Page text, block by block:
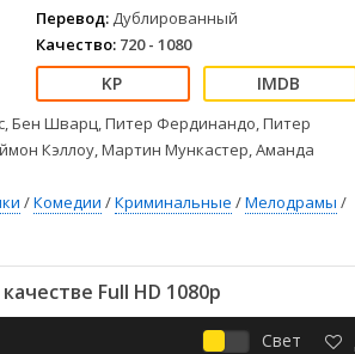
Зарубежные
Фильмы из соцетей
Перевод: Дублированный
Качество: 720 - 1080
Бен Шварц, Питер Фердинандо, Питер
Кэллоу, Мартин Мункастер, Аманда
/Комедии /Криминальные /Мелодрамы /
Full HD 1080p
Свет